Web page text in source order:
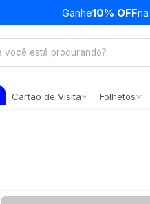
Ganhe10% OFF
Cartão de Visita Folhetos